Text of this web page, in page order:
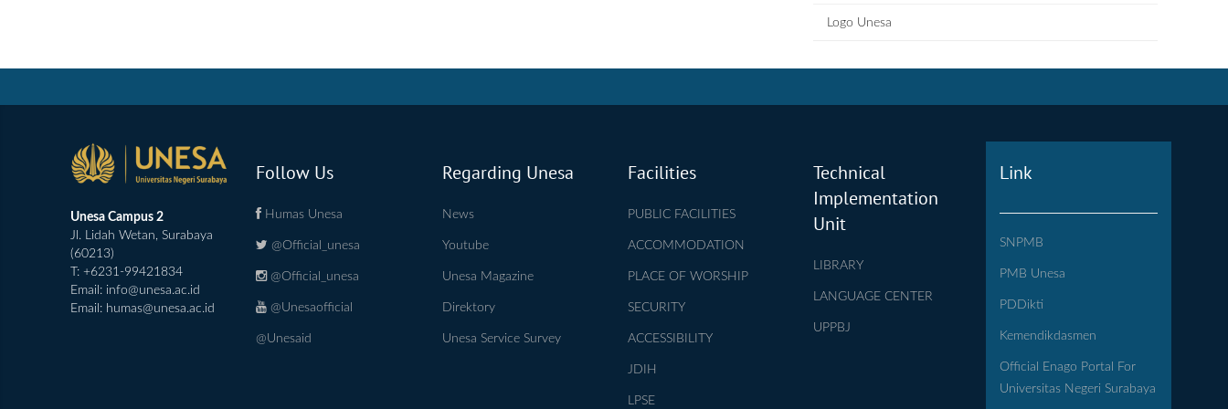
Logo Unesa
Unesa Campus 2
Jl. Lidah Wetan, Surabaya
(60213)
T: +6231-99421834
Email: info@unesa.ac.id
Email: humas@unesa.ac.id
Follow Us
Humas Unesa
@Official_unesa
@Official_unesa
@Unesaofficial
@Unesaid
Regarding Unesa
News
Youtube
Unesa Magazine
Direktory
Unesa Service Survey
Facilities
PUBLIC FACILITIES
ACCOMMODATION
PLACE OF WORSHIP
SECURITY
ACCESSIBILITY
JDIH
LPSE
Technical
Implementation
Unit
LIBRARY
LANGUAGE CENTER
UPPBJ
Link
SNPMB
PMB Unesa
PDDikti
Kemendikdasmen
Official Enago Portal For
Universitas Negeri Surabaya